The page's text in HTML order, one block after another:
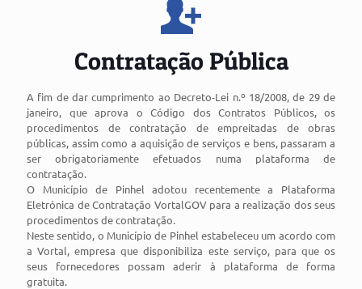
Contratação Pública
A fim de dar cumprimento ao Decreto-Lei n.º 18/2008, de 29 de
janeiro, que aprova o Código dos Contratos Públicos, os
procedimentos de contratação de empreitadas de obras
públicas, assim como a aquisição de serviços e bens, passaram a
ser obrigatoriamente efetuados numa plataforma de
contratação.
O Município de Pinhel adotou recentemente a Plataforma
Eletrónica de Contratação VortalGOV para a realização dos seus
procedimentos de contratação.
Neste sentido, o Município de Pinhel estabeleceu um acordo com
a Vortal, empresa que disponibiliza este serviço, para que os
seus fornecedores possam aderir à plataforma de forma
gratuita.